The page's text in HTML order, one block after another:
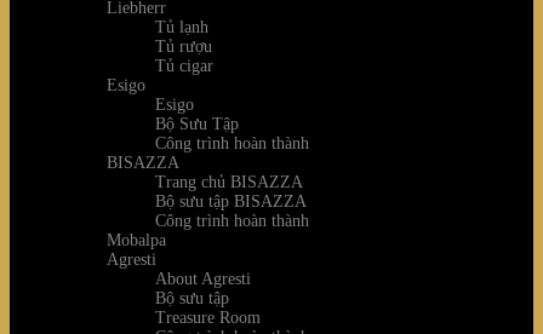
Liebherr
Tủ lạnh
Tủ rượu
Tủ cigar
Esigo
Esigo
Bộ Sưu Tập
Công trình hoàn thành
BISAZZA
Trang chủ BISAZZA
Bộ sưu tập BISAZZA
Công trình hoàn thành
Mobalpa
Agresti
About Agresti
Bộ sưu tập
Treasure Room